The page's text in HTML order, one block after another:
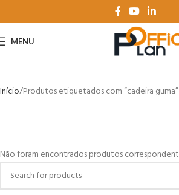
MENU
Início Produtos etiquetados com “cadeira guma”
Não foram encontrados produtos